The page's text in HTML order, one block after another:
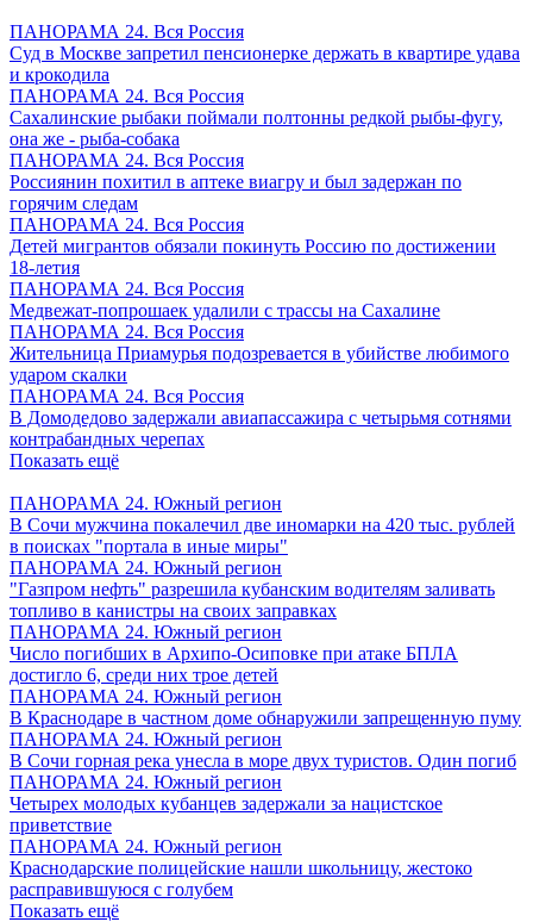
ПАНОРАМА 24. Вся Россия
Суд в Москве запретил пенсионерке держать в квартире удава
и крокодила
ПАНОРАМА 24. Вся Россия
Сахалинские рыбаки поймали полтонны редкой рыбы-фугу,
она же - рыба-собака
ПАНОРАМА 24. Вся Россия
Россиянин похитил в аптеке виагру и был задержан по
горячим следам
ПАНОРАМА 24. Вся Россия
Детей мигрантов обязали покинуть Россию по достижении
18-летия
ПАНОРАМА 24. Вся Россия
Медвежат-попрошаек удалили с трассы на Сахалине
ПАНОРАМА 24. Вся Россия
Жительница Приамурья подозревается в убийстве любимого
ударом скалки
ПАНОРАМА 24. Вся Россия
В Домодедово задержали авиапассажира с четырьмя сотнями
контрабандных черепах
Показать ещё
ПАНОРАМА 24. Южный регион
В Сочи мужчина покалечил две иномарки на 420 тыс. рублей
в поисках "портала в иные миры"
ПАНОРАМА 24. Южный регион
"Газпром нефть" разрешила кубанским водителям заливать
топливо в канистры на своих заправках
ПАНОРАМА 24. Южный регион
Число погибших в Архипо-Осиповке при атаке БПЛА
достигло 6, среди них трое детей
ПАНОРАМА 24. Южный регион
В Краснодаре в частном доме обнаружили запрещенную пуму
ПАНОРАМА 24. Южный регион
В Сочи горная река унесла в море двух туристов. Один погиб
ПАНОРАМА 24. Южный регион
Четырех молодых кубанцев задержали за нацистское
приветствие
ПАНОРАМА 24. Южный регион
Краснодарские полицейские нашли школьницу, жестоко
расправившуюся с голубем
Показать ещё